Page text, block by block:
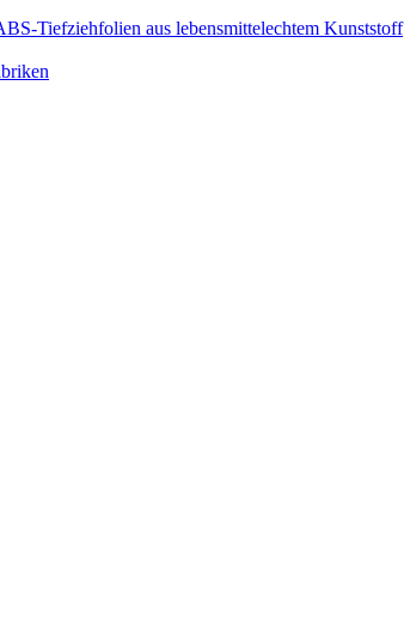
Tiefziehfolien aus lebensmittelechtem Kunststoff